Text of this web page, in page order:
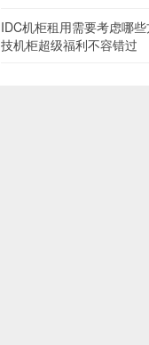
IDC机柜租用需要考虑哪
技机柜超级福利不容错过